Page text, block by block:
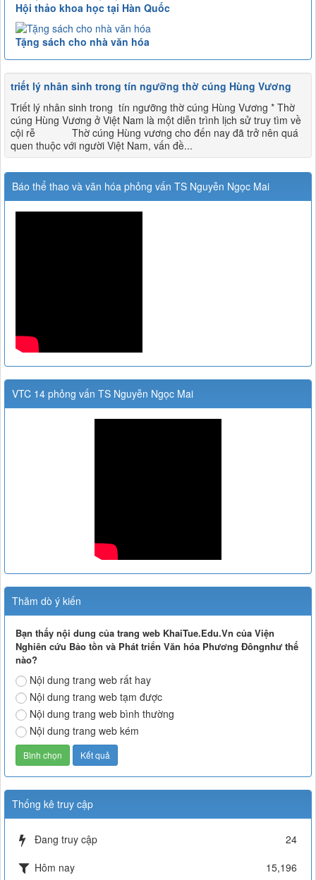
Hội thảo khoa học tại Hàn Quốc
Tặng sách cho nhà văn hóa
triết lý nhân sinh trong tín ngưỡng thờ cúng Hùng Vương
Triết lý nhân sinh trong tín ngưỡng thờ cúng Hùng Vương * Thờ
cúng Hùng Vương ở Việt Nam là một diễn trình lịch sử truy tìm về
cội rễ Thờ cúng Hùng vương cho đến nay đã trở nên quá
quen thuộc với người Việt Nam, vấn đề...
Báo thể thao và văn hóa phỏng vấn TS Nguyễn Ngọc Mai
VTC 14 phỏng vấn TS Nguyễn Ngọc Mai
Thăm dò ý kiến
Bạn thấy nội dung của trang web KhaiTue.Edu.Vn của Viện
Nghiên cứu Bảo tồn và Phát triển Văn hóa Phương Đôngnhư thế
nào?
Nội dung trang web rất hay
Nội dung trang web tạm được
Nội dung trang web bình thường
Nội dung trang web kém
Thống kê truy cập
Đang truy cập
24
Hôm nay
15,196